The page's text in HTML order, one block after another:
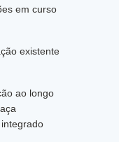
em curso
existente
ao longo